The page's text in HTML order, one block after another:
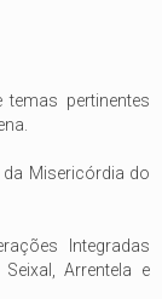
pertinentes
da Misericórdia do
Integradas
Arrentela e